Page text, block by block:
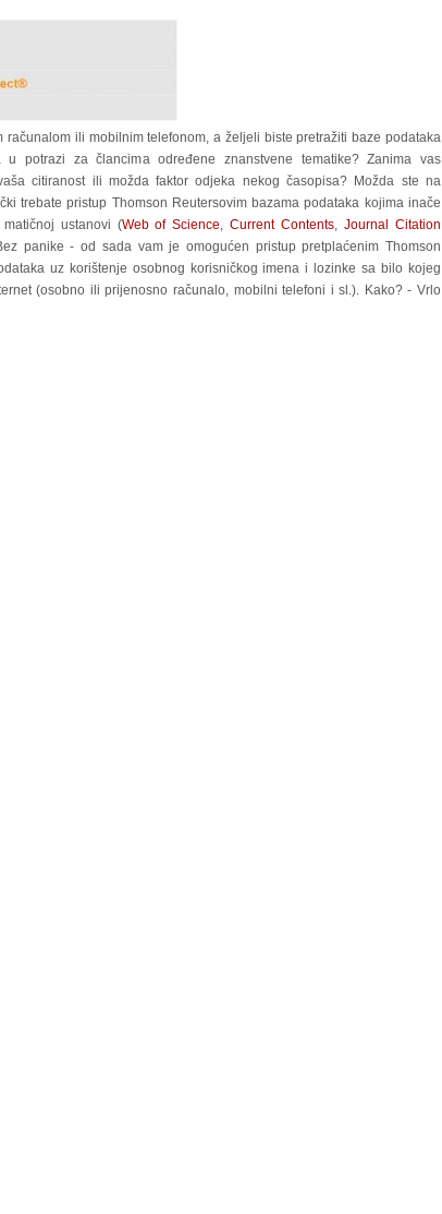
računalom ili mobilnim telefonom, a željeli biste pretražiti baze podataka
u potrazi za člancima određene znanstvene tematike? Zanima vas
citiranost ili možda faktor odjeka nekog časopisa? Možda ste na
trebate pristup Thomson Reutersovim bazama podataka kojima inače
ustanovi (Web of Science,Current Contents,Journal Citation
panike - od sada vam je omogućen pristup pretplaćenim Thomson
uz korištenje osobnog korisničkog imena i lozinke sa bilo kojeg
(osobno ili prijenosno računalo, mobilni telefoni i sl.). Kako? - Vrlo